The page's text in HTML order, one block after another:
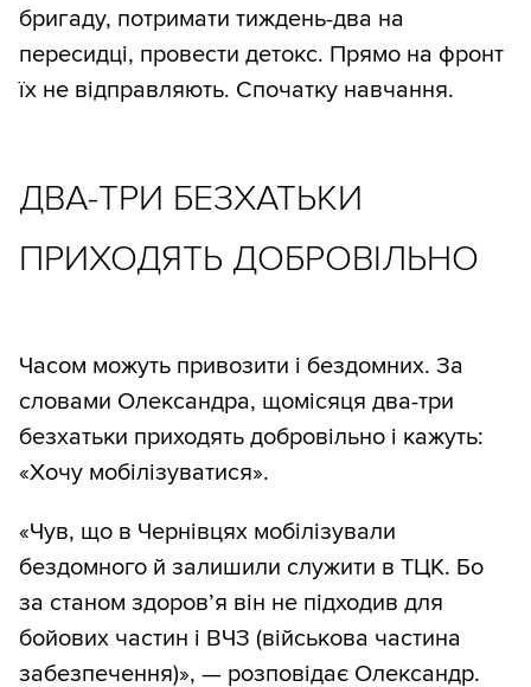
бригаду, потримати тиждень-два на
пересидці, провести детокс. Прямо на фронт
їх не відправляють. Спочатку навчання.
ДВА-ТРИ БЕЗХАТЬКИ
ПРИХОДЯТЬ ДОБРОВІЛЬНО
Часом можуть привозити і бездомних. За
словами Олександра, щомісяця два-три
безхатьки приходять добровільно і кажуть:
«Хочу мобілізуватися».
«Чув, що в Чернівцях мобілізували
бездомного й залишили служити в ТЦК. Бо
за станом здоров’я він не підходив для
бойових частин і ВЧЗ (військова частина
забезпечення)», — розповідає Олександр.